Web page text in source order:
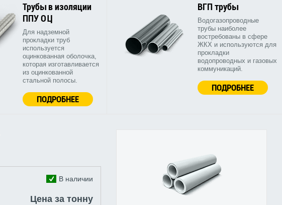
Трубы в изоляции
ППУ ОЦ
Для надземной
прокладки труб
используется
оцинкованная оболочка,
которая изготавливается
из оцинкованной
стальной полосы.
ПОДРОБНЕЕ
ВГП трубы
Водогазопроводные
трубы наиболее
востребованы в сфере
ЖКХ и используются для
прокладки
водопроводных и газовых
коммуникаций.
ПОДРОБНЕЕ
В наличии
Цена за тонну